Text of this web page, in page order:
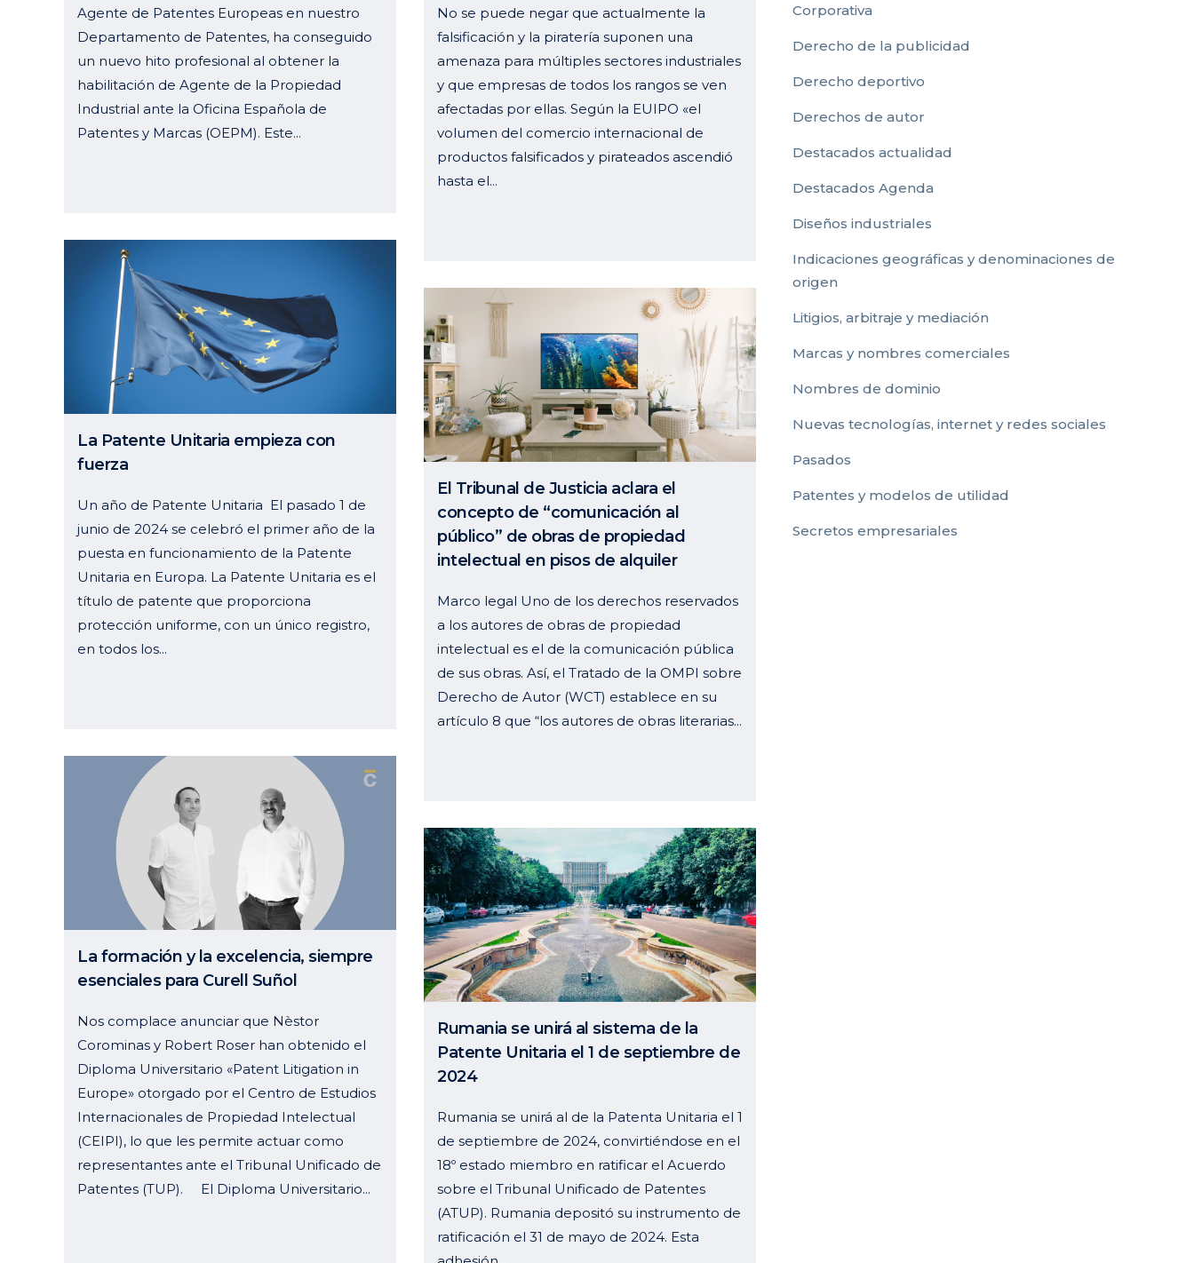
Agente de Patentes Europeas en nuestro
Departamento de Patentes, ha conseguido
un nuevo hito profesional al obtener la
habilitación de Agente de la Propiedad
Industrial ante la Oficina Española de
Patentes y Marcas (OEPM). Este...
No se puede negar que actualmente la
falsificación y la piratería suponen una
amenaza para múltiples sectores industriales
y que empresas de todos los rangos se ven
afectadas por ellas. Según la EUIPO «el
volumen del comercio internacional de
productos falsificados y pirateados ascendió
hasta el...
La Patente Unitaria empieza con
fuerza
Un año de Patente Unitaria El pasado 1 de
junio de 2024 se celebró el primer año de la
puesta en funcionamiento de la Patente
Unitaria en Europa. La Patente Unitaria es el
título de patente que proporciona
protección uniforme, con un único registro,
en todos los...
El Tribunal de Justicia aclara el
concepto de “comunicación al
público” de obras de propiedad
intelectual en pisos de alquiler
Marco legal Uno de los derechos reservados
a los autores de obras de propiedad
intelectual es el de la comunicación pública
de sus obras. Así, el Tratado de la OMPI sobre
Derecho de Autor (WCT) establece en su
artículo 8 que “los autores de obras literarias...
La formación y la excelencia, siempre
esenciales para Curell Suñol
Nos complace anunciar que Nèstor
Corominas y Robert Roser han obtenido el
Diploma Universitario «Patent Litigation in
Europe» otorgado por el Centro de Estudios
Internacionales de Propiedad Intelectual
(CEIPI), lo que les permite actuar como
representantes ante el Tribunal Unificado de
Patentes (TUP). El Diploma Universitario...
Rumania se unirá al sistema de la
Patente Unitaria el 1 de septiembre de
2024
Rumania se unirá al de la Patenta Unitaria el 1
de septiembre de 2024, convirtiéndose en el
18º estado miembro en ratificar el Acuerdo
sobre el Tribunal Unificado de Patentes
(ATUP). Rumania depositó su instrumento de
ratificación el 31 de mayo de 2024. Esta
Corporativa
Derecho de la publicidad
Derecho deportivo
Derechos de autor
Destacados actualidad
Destacados Agenda
Diseños industriales
Indicaciones geográficas y denominaciones de
origen
Litigios, arbitraje y mediación
Marcas y nombres comerciales
Nombres de dominio
Nuevas tecnologías, internet y redes sociales
Pasados
Patentes y modelos de utilidad
Secretos empresariales